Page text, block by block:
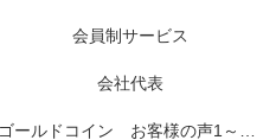
会員制サービス
会社代表
ゴールドコイン お客様の声1～6ページ